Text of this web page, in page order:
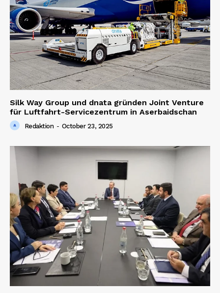
Silk Way Group und dnata gründen Joint Venture
für Luftfahrt-Servicezentrum in Aserbaidschan
Redaktion - October 23, 2025